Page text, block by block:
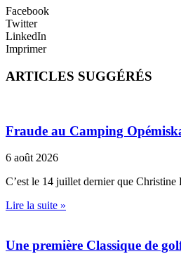
Facebook
Twitter
LinkedIn
Imprimer
ARTICLES SUGGÉRÉS
Fraude au Camping
6 août 2026
C’est le 14 juillet dernier que Christine
Lire la suite »
Une première Classique de